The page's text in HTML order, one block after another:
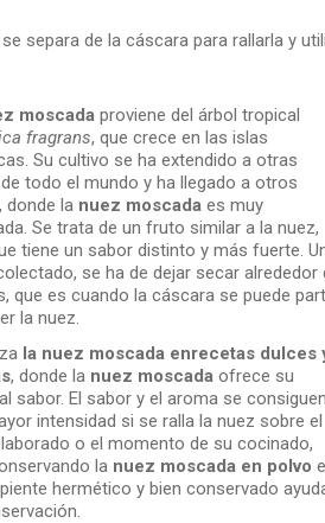
separa de la cáscara para rallarla y
moscada proviene del árbol tropical
fragrans, que crece en las islas
Su cultivo se ha extendido a otras
todo el mundo y ha llegado a otros
donde la nuez moscada es muy
Se trata de un fruto similar a la nuez,
tiene un sabor distinto y más fuerte.
se ha de dejar secar alrededor
que es cuando la cáscara se puede
la nuez.
la nuez moscada enrecetas dulces
, donde la nuez moscada ofrece su
sabor. El sabor y el aroma se consiguen
intensidad si se ralla la nuez sobre el
o el momento de su cocinado,
la nuez moscada en polvo
hermético y bien conservado